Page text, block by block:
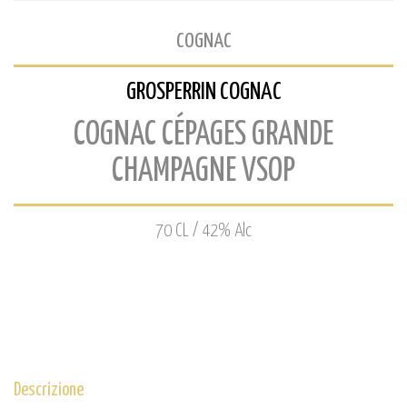
COGNAC
GROSPERRIN COGNAC
COGNAC CÉPAGES GRANDE
CHAMPAGNE VSOP
70 CL / 42% Alc
Descrizione